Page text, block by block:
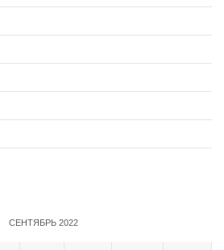
СЕНТЯБРЬ 2022